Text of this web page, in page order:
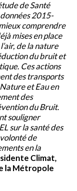
de Santé
2015-
comprendre
mises en place
de la nature
du bruit et
Ces actions
des transports
et Eau en
des
du Bruit.
souligner
sur la santé des
de
en la
Climat,
la Métropole